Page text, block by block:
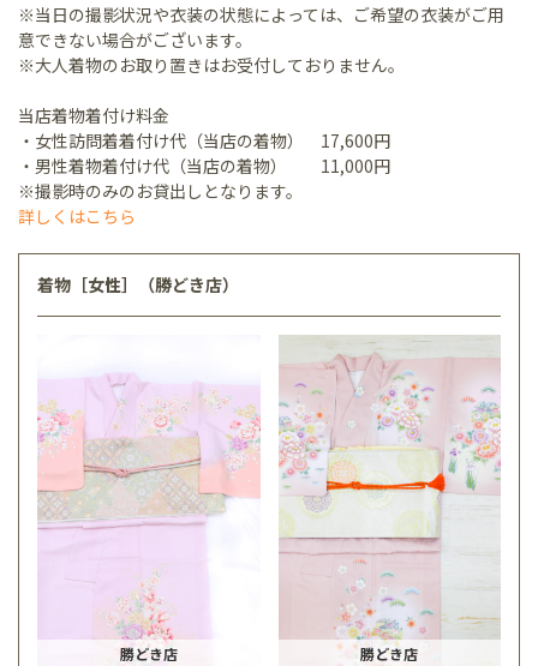
※当日の撮影状況や衣装の状態によっては、ご希望の衣装がご用
意できない場合がございます。
※大人着物のお取り置きはお受付しておりません。
当店着物着付け料金
・女性訪問着着付け代（当店の着物） 17,600円
・男性着物着付け代（当店の着物） 11,000円
※撮影時のみのお貸出しとなります。
詳しくはこちら
着物［女性］（勝どき店）
勝どき店 勝どき店